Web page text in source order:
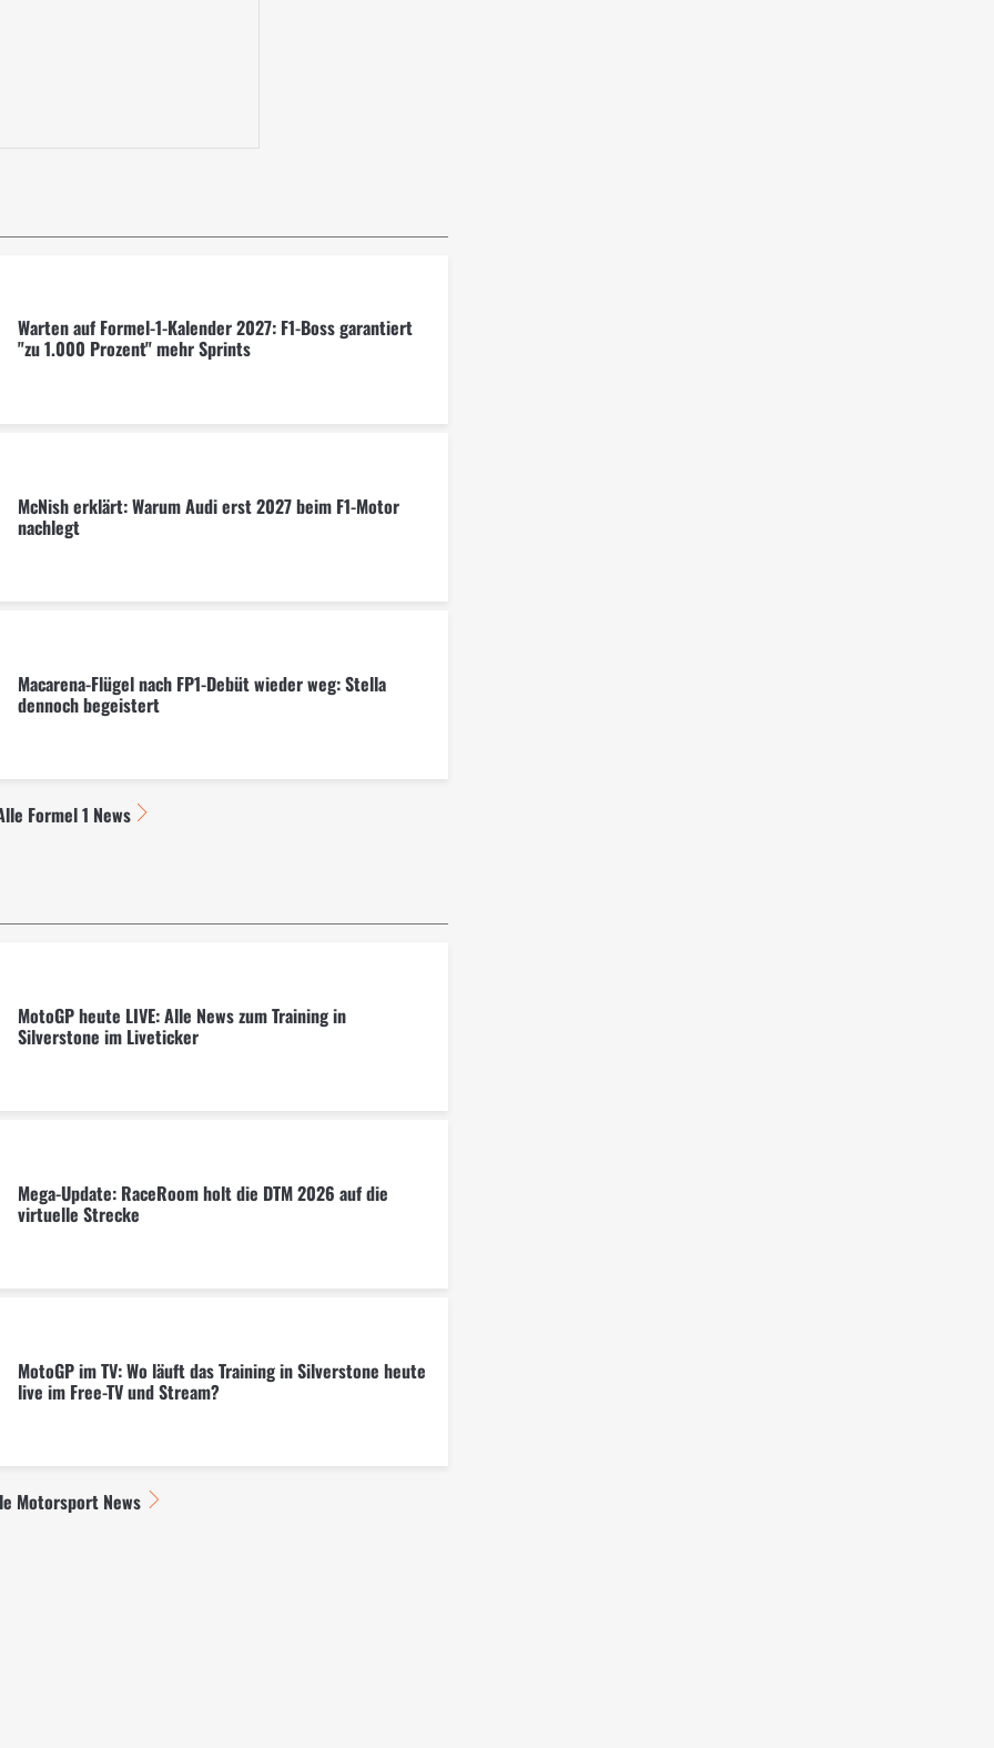
Warten auf Formel-1-Kalender 2027: F1-Boss garantiert
"zu 1.000 Prozent" mehr Sprints
McNish erklärt: Warum Audi erst 2027 beim F1-Motor
nachlegt
Macarena-Flügel nach FP1-Debüt wieder weg: Stella
dennoch begeistert
Formel 1 News
MotoGP heute LIVE: Alle News zum Training in
Silverstone im Liveticker
Mega-Update: RaceRoom holt die DTM 2026 auf die
virtuelle Strecke
MotoGP im TV: Wo läuft das Training in Silverstone heute
live im Free-TV und Stream?
Motorsport News